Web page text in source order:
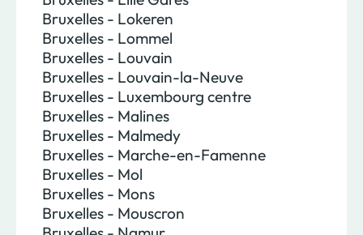
Bruxelles - Lokeren
Bruxelles - Lommel
Bruxelles - Louvain
Bruxelles - Louvain-la-Neuve
Bruxelles - Luxembourg centre
Bruxelles - Malines
Bruxelles - Malmedy
Bruxelles - Marche-en-Famenne
Bruxelles - Mol
Bruxelles - Mons
Bruxelles - Mouscron